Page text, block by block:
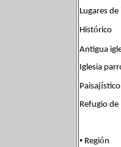
Lugares
Histórico
Antigua
Iglesia
Paisají
Refugio de
• Región